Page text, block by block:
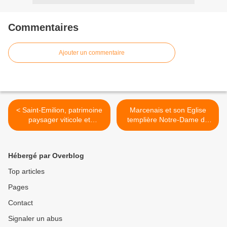
Commentaires
Ajouter un commentaire
< Saint-Emilion, patrimoine
paysager viticole et
architectural classé
Marcenais et son Eglise
templière Notre-Dame du
XIIème siècle en Gironde >
Hébergé par Overblog
Top articles
Pages
Contact
Signaler un abus